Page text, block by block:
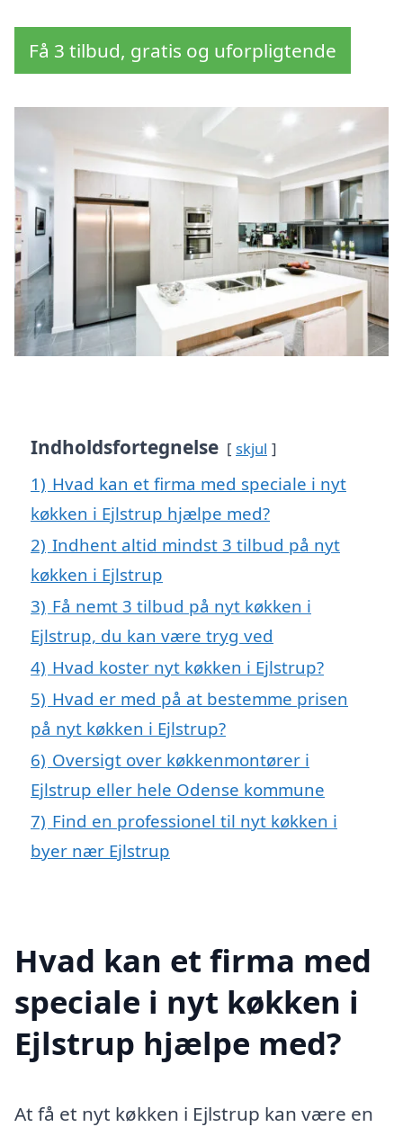
Få 3 tilbud, gratis og uforpligtende
Indholdsfortegnelse skjul
1) Hvad kan et firma med speciale i nyt
køkken i Ejlstrup hjælpe med?
2) Indhent altid mindst 3 tilbud på nyt
køkken i Ejlstrup
3) Få nemt 3 tilbud på nyt køkken i
Ejlstrup, du kan være tryg ved
4) Hvad koster nyt køkken i Ejlstrup?
5) Hvad er med på at bestemme prisen
på nyt køkken i Ejlstrup?
6) Oversigt over køkkenmontører i
Ejlstrup eller hele Odense kommune
7) Find en professionel til nyt køkken i
byer nær Ejlstrup
Hvad kan et firma med
speciale i nyt køkken i
Ejlstrup hjælpe med?
At få et nyt køkken i Ejlstrup kan være en